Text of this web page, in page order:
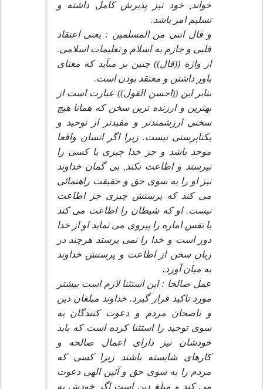
خواند, خود نيز پذيرش كامل داشته و
تسليم امر باشد.
و قال اننى من المسلمين : يعنى اعتقاد
قلبى و جازم به اسلام و تعليمات اسلامى.
از واژه ((قال)) چنين بر مىآيد كه معناى
باور داشتن و معتقد بودن است.
بنابر اين ((احسن القول)) عبارت است از
بهترين و ارزنده ترين سخن كه همانا هيچ
سخنى ارزشمندتر و مفيدتر از توحيد و
يكتاپرستى نيست. زيرا اگر انسان واقعا
موحد باشد و جز خدا چيزى يا كسى را
نپرستد و اطاعت نكند, بى گمان خداوند
نيز او را به سوى حق و حقيقت راهنمائى
مى كند كه پرستش چيزى جز اطاعت
نيست. او كه شيطان را اطاعت مى كند
يا نفس اماره را پيروى مى نمايد او از خدا
دور است و خدا را نمى پرستد هرچند در
زبان سخن از اطاعت و پرستش خداوند
به ميان آورد.
عمل صالحا : اين استثنا لازم است بيشتر
مورد تاكيد قرار گيرد. خداوند مبلغان دين
و ناصحان مردم و دعوت كنندگان به
سوى توحيد را استثنا كرده است كه بايد
خودشان نيز داراى اعمال صالحه و
كارهاى شايسته باشند زيرا كسى كه
مردم را به سوى حق و آئين الهى دعوت
مى كند و مبلغ دين است اگر خودش به